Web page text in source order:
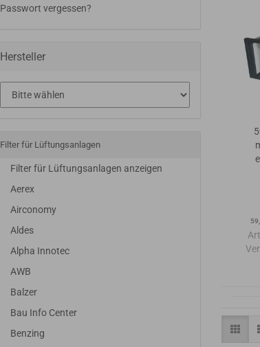
Passwort vergessen?
Hersteller
Filter für Lüftungsanlagen
Filter für Lüftungsanlagen anzeigen
Aerex
Airconomy
Aldes
Alpha Innotec
AWB
Balzer
Bau Info Center
Benzing